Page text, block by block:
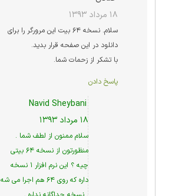
۱۸ مرداد ۱۳۹۳
سلام. نسخه ۶۴ بیت این مرورگر را برای
دانلود در این صفحه قرار بدید.
با تشکر از زحمات شما.
پاسخ دادن
Navid Sheybani
۱۸ مرداد ۱۳۹۳
سلام ممنون از لطف شما .
منظورتون از نسخه ۶۴ بیتی
چیه ؟ این نرم افزار ۱ نسخه
داره که روی ۶۴ هم اجرا می شه